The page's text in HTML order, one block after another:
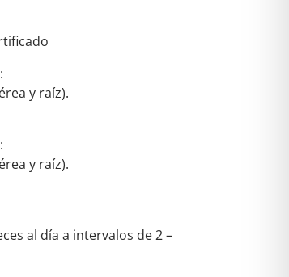
y raíz).
y raíz).
al día a intervalos de 2 –